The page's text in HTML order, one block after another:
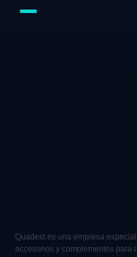
Quadest es una empresa
accesorios y complementos para